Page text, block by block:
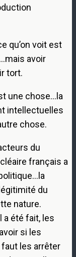
qu’on voit est
avoir
tort.
une chose…la
intellectuelles
chose.
du
français a
du
nature.
a été fait, les
si les
faut les arrêter